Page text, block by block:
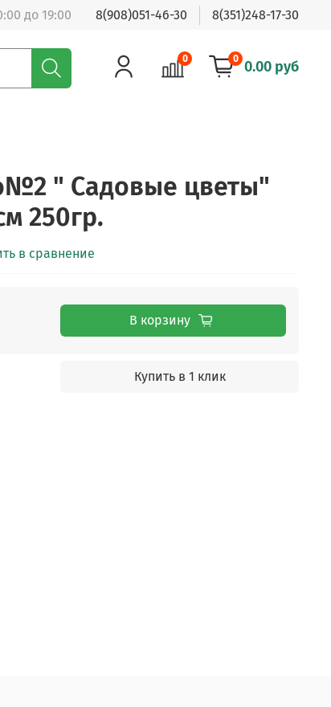
до 19:00 8(908)051-46-30 8(351)248-17-30
0 0 0.00 руб
" Садовые цветы"
250гр.
в сравнение
В корзину
Купить в 1 клик